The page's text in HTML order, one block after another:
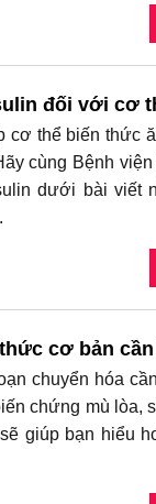
đối với cơ
cơ thể biến thức
cùng Bệnh
dưới bài viết
cơ bản
chuyển hóa
chứng mù lòa,
giúp bạn hiểu